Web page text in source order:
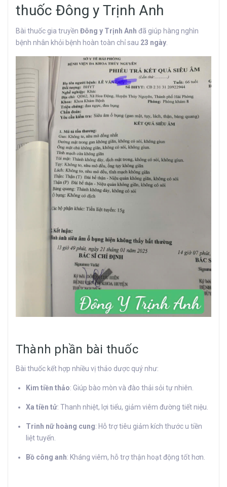
thuốc Đông y Trịnh Anh
Bài thuốc gia truyền Đông y Trịnh Anh đã giúp hàng nghìn
bệnh nhân khỏi bệnh hoàn toàn chỉ sau 23 ngày.
Thành phần bài thuốc
Bài thuốc kết hợp nhiều vị thảo dược quý như:
Kim tiền thảo: Giúp bào mòn và đào thải sỏi tự nhiên.
Xa tiền tử: Thanh nhiệt, lợi tiểu, giảm viêm đường tiết niệu.
Trinh nữ hoàng cung: Hỗ trợ tiêu giảm kích thước u tiền
liệt tuyến.
Bồ công anh: Kháng viêm, hỗ trợ thận hoạt động tốt hơn.